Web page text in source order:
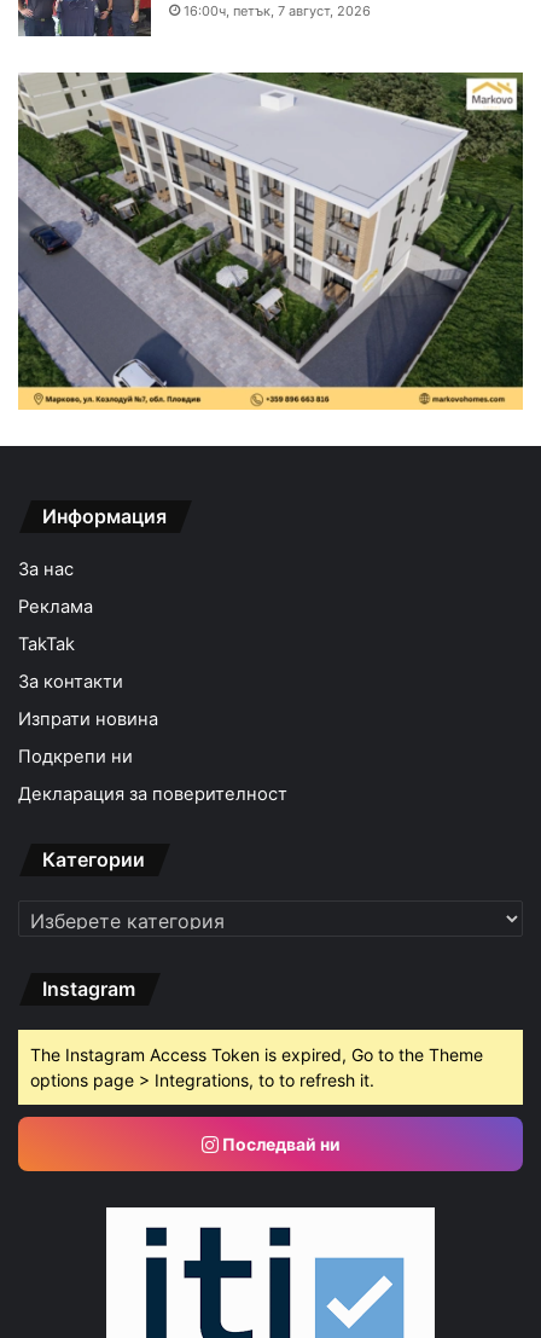
16:00ч, петък, 7 август, 2026
Информация
За нас
Реклама
TakTak
За контакти
Изпрати новина
Подкрепи ни
Декларация за поверителност
Категории
Категории
Instagram
The Instagram Access Token is expired, Go to the Theme
options page > Integrations, to to refresh it.
Последвай ни